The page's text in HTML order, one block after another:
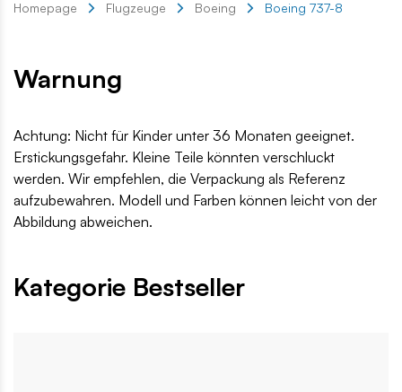
Homepage Flugzeuge Boeing Boeing 737-8
Warnung
Achtung: Nicht für Kinder unter 36 Monaten geeignet.
Erstickungsgefahr. Kleine Teile könnten verschluckt
werden. Wir empfehlen, die Verpackung als Referenz
aufzubewahren. Modell und Farben können leicht von der
Abbildung abweichen.
Kategorie Bestseller